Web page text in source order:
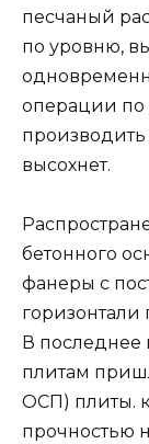
песчаный
по уровню,
операции по
производить
высохнет.
бетонного
фанеры с
В
плитам
ОСП) плиты.
прочностью